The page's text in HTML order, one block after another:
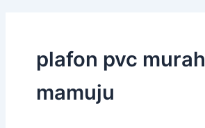
plafon pvc murah
mamuju